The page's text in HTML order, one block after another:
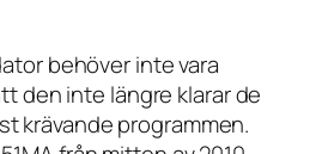
behöver inte vara
den inte längre klarar de
krävande programmen.